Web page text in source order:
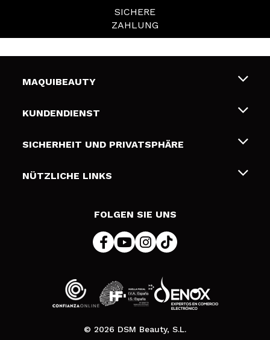
SICHERE
ZAHLUNG
MAQUIBEAUTY
Über uns
Geschenkkarten
KUNDENDIENST
Liefer- und Versandkosten
Zahlung
SICHERHEIT UND PRIVATSPHÄRE
Bedingungen und Datenschutz
NÜTZLICHE LINKS
FOLGEN SIE UNS
© 2026 DSM Beauty, S.L.